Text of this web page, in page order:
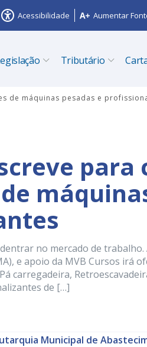
Acessibilidade Aumentar
Tributário
de máquinas pesadas e
para
no mercado de
e apoio da MVB Cursos irá
carregadeira,
de […]
Municipal de